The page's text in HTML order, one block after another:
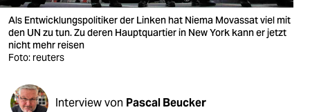
veranstaltungen
shop
unterstützen
Als Entwicklungspolitiker der Linken hat Niema Movassat viel mit
den UN zu tun. Zu deren Hauptquartier in New York kann er jetzt
nicht mehr reisen
Foto: reuters
Interview von Pascal Beucker